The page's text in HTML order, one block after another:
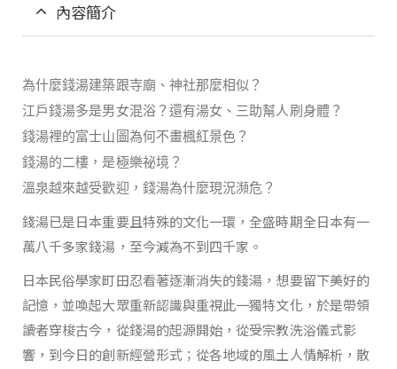
內容簡介
為什麼錢湯建築跟寺廟、神社那麼相似？
江戶錢湯多是男女混浴？還有湯女、三助幫人刷身體？
錢湯裡的富士山圖為何不畫楓紅景色？
錢湯的二樓，是極樂祕境？
溫泉越來越受歡迎，錢湯為什麼現況瀕危？
錢湯已是日本重要且特殊的文化一環，全盛時期全日本有一
萬八千多家錢湯，至今減為不到四千家。
日本民俗學家町田忍看著逐漸消失的錢湯，想要留下美好的
記憶，並喚起大眾重新認識與重視此一獨特文化，於是帶領
讀者穿梭古今，從錢湯的起源開始，從受宗教洗浴儀式影
響，到今日的創新經營形式；從各地域的風土人情解析，散